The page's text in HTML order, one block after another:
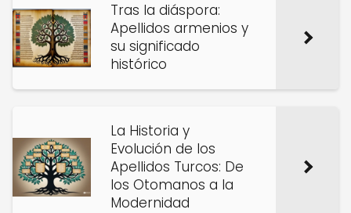
Tras la diáspora:
Apellidos armenios y
su significado
histórico
La Historia y
Evolución de los
Apellidos Turcos: De
los Otomanos a la
Modernidad